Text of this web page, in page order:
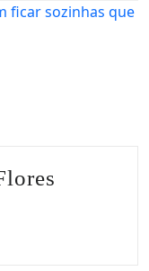
ficar sozinhas que